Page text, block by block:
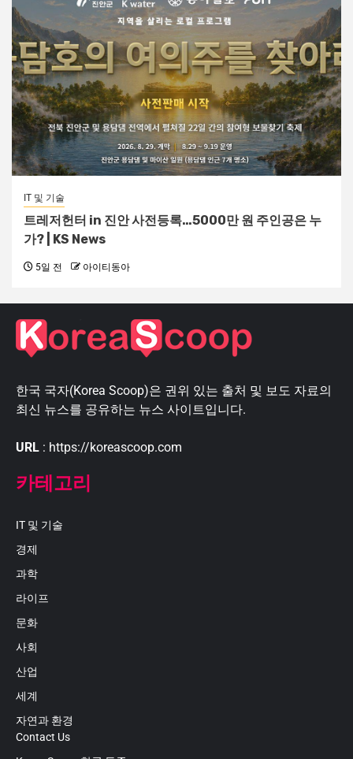
IT 및 기술
트레저헌터 in 진안 사전등록…5000만 원 주인공은 누
가? | KS News
5일 전 아이티동아
한국 국자(Korea Scoop)은 권위 있는 출처 및 보도 자료의
최신 뉴스를 공유하는 뉴스 사이트입니다.
URL : https://koreascoop.com
카테고리
IT 및 기술
경제
과학
라이프
문화
사회
산업
세계
자연과 환경
Contact Us